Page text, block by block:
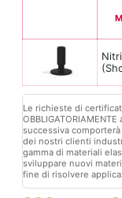
Le richieste di
successiva
dei nostri clienti
gamma di materiali
sviluppare nuovi
fine di risolvere